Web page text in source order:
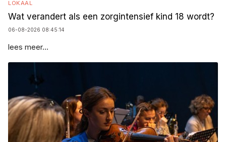
LOKAAL
Wat verandert als een zorgintensief kind 18 wordt?
06-08-2026 08:45:14
lees meer...